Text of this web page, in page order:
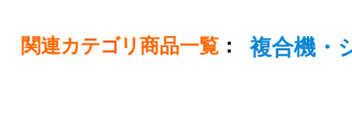
関連カテゴリ商品一覧 ： 複合機・